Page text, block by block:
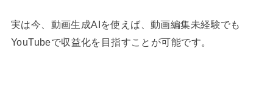
実は今、動画生成AIを使えば、動画編集未経験でも
YouTubeで収益化を目指すことが可能です。